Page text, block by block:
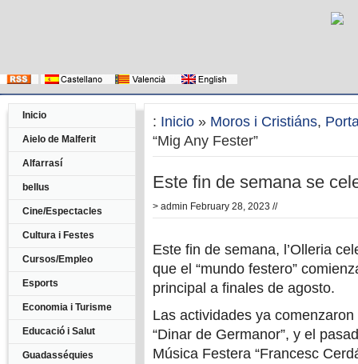
Inicio
Aielo de Malferit
Alfarrasí
bellus
Cine/Espectacles
Cultura i Festes
Cursos/Empleo
Esports
Economia i Turisme
Educació i Salut
Guadasséquies
: Inicio » Moros i Cristiáns,
“Mig Any Fester”
Este fin de semana se
> admin February 28, 2023 //
Este fin de semana, l’Olleria
que el “mundo festero”
principal a finales de agosto.
Las actividades ya
“Dinar de Germanor”, y el
Música Festera “Francesc